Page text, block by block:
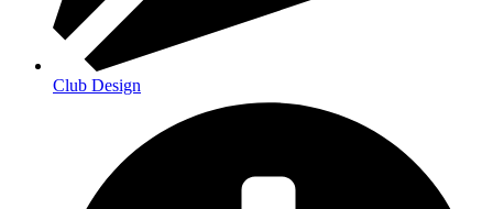
Club Design